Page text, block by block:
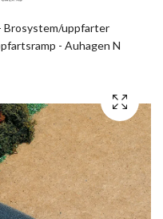
Brosystem/uppfarter
- Auhagen N